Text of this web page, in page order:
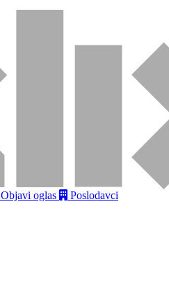
Objavi oglas Poslodavci